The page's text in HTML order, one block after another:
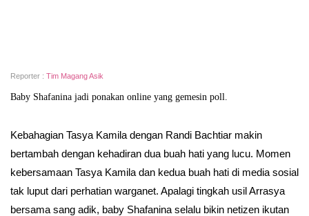
Reporter : Tim Magang Asik
Baby Shafanina jadi ponakan online yang gemesin poll.
Kebahagian Tasya Kamila dengan Randi Bachtiar makin
bertambah dengan kehadiran dua buah hati yang lucu. Momen
kebersamaan Tasya Kamila dan kedua buah hati di media sosial
tak luput dari perhatian warganet. Apalagi tingkah usil Arrasya
bersama sang adik, baby Shafanina selalu bikin netizen ikutan